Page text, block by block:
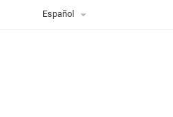
Español 